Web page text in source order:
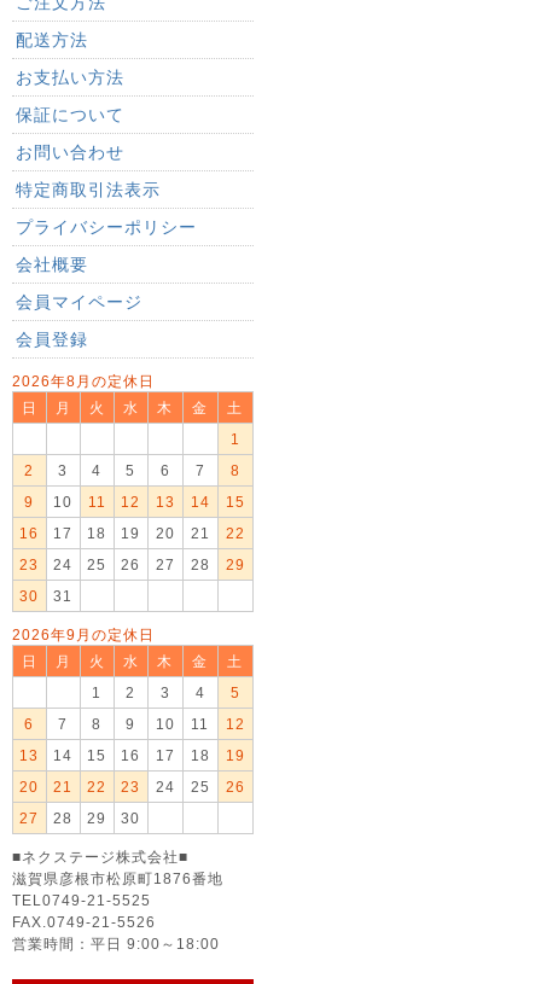
配送方法
お支払い方法
保証について
お問い合わせ
特定商取引法表示
プライバシーポリシー
会社概要
会員マイページ
会員登録
2026年8月の定休日
日
月 火 水 木 金
土
1
2
3 4 5 6 7
8
9
10 11 12 13 14
15
16
17 18 19 20 21
22
23
24 25 26 27 28
29
30
31
2026年9月の定休日
日
月 火 水 木 金
土
1
2 3 4
5
6
7 8 9 10 11
12
13
14 15 16 17 18
19
20
21 22 23 24 25
26
27
28 29 30
■ネクステージ株式会社■
滋賀県彦根市松原町1876番地
TEL0749-21-5525
FAX.0749-21-5526
営業時間：平日 9:00～18:00